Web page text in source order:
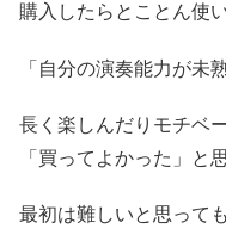
購入したらとことん使
「自分の演奏能力が未
長く楽しんだりモチベ
「買ってよかった」と
最初は難しいと思って